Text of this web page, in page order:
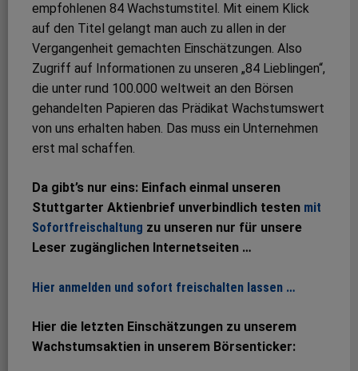
empfohlenen 84 Wachstumstitel. Mit einem Klick
auf den Titel gelangt man auch zu allen in der
Vergangenheit gemachten Einschätzungen. Also
Zugriff auf Informationen zu unseren „84 Lieblingen“,
die unter rund 100.000 weltweit an den Börsen
gehandelten Papieren das Prädikat Wachstumswert
von uns erhalten haben. Das muss ein Unternehmen
erst mal schaffen.
Da gibt’s nur eins: Einfach einmal unseren
Stuttgarter Aktienbrief unverbindlich testen mit
Sofortfreischaltung zu unseren nur für unsere
Leser zugänglichen Internetseiten …
Hier anmelden und sofort freischalten lassen …
Hier die letzten Einschätzungen zu unserem
Wachstumsaktien in unserem Börsenticker: